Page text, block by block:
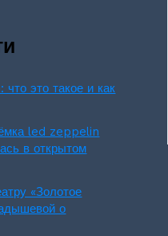
это такое и как
led zeppelin
в открытом
«Золотое
о